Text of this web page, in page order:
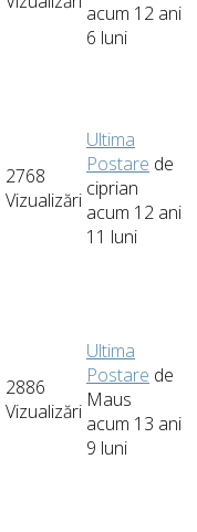
acum 12 ani
6 luni
2768
Vizualizări
Ultima
Postare de
ciprian
acum 12 ani
11 luni
2886
Vizualizări
Ultima
Postare de
Maus
acum 13 ani
9 luni